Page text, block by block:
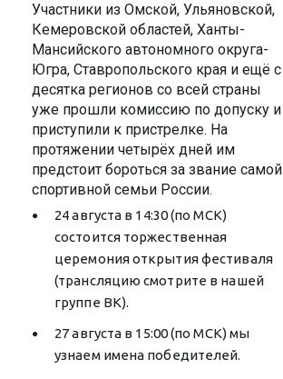
Участники из Омской, Ульяновской,
Кемеровской областей, Ханты-
Мансийского автономного округа-
Югра, Ставропольского края и ещё с
десятка регионов со всей страны
уже прошли комиссию по допуску и
приступили к пристрелке. На
протяжении четырёх дней им
предстоит бороться за звание самой
спортивной семьи России.
24 августа в 14:30 (по МСК)
состоится торжественная
церемония открытия фестиваля
(трансляцию смотрите в нашей
группе ВК).
27 августа в 15:00 (по МСК) мы
узнаем имена победителей.